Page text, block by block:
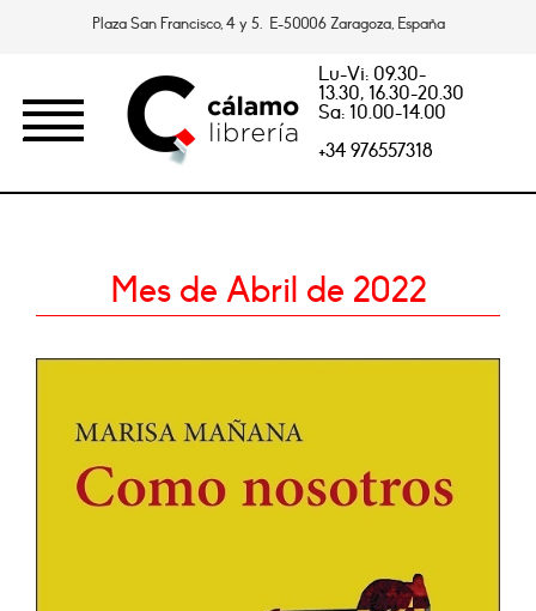
Plaza San Francisco, 4 y 5. E-50006 Zaragoza, España
Lu-Vi: 09.30-
13.30, 16.30-20.30
Sa: 10.00-14.00
+34 976557318
Mes de Abril de 2022